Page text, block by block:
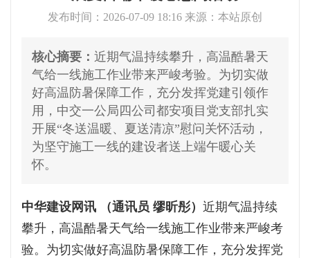
发布时间：2026-07-09 18:16 来源：本站原创
核心摘要： 近期气温持续攀升，高温酷暑天
气给一线施工作业带来严峻考验。为切实做
好高温防暑保障工作，充分发挥党建引领作
用，中交一公局四公司都安项目党支部扎实
开展“冬送温暖、夏送清凉”慰问关怀活动，
为坚守施工一线的建设者送上端午暖心关
怀。
中华建设网讯 （通讯员 缪昕彤） 近期气温持续
攀升，高温酷暑天气给一线施工作业带来严峻考
验。为切实做好高温防暑保障工作，充分发挥党